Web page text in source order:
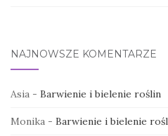
NAJNOWSZE KOMENTARZE
Asia - Barwienie i bielenie roślin
Monika - Barwienie i bielenie